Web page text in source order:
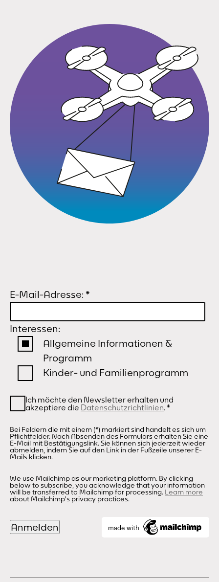
E-Mail-Adresse: *
Interessen:
Allgemeine Informationen &
Programm
Kinder- und Familienprogramm
Ich möchte den Newsletter erhalten und
akzeptiere die Datenschutzrichtlinien.*
Bei Feldern die mit einem (*) markiert sind handelt es sich um
Pflichtfelder. Nach Absenden des Formulars erhalten Sie eine
E-Mail mit Bestätigungslink. Sie können sich jederzeit wieder
abmelden, indem Sie auf den Link in der Fußzeile unserer E-
Mails klicken.
We use Mailchimp as our marketing platform. By clicking
below to subscribe, you acknowledge that your information
will be transferred to Mailchimp for processing. Learn more
about Mailchimp's privacy practices.